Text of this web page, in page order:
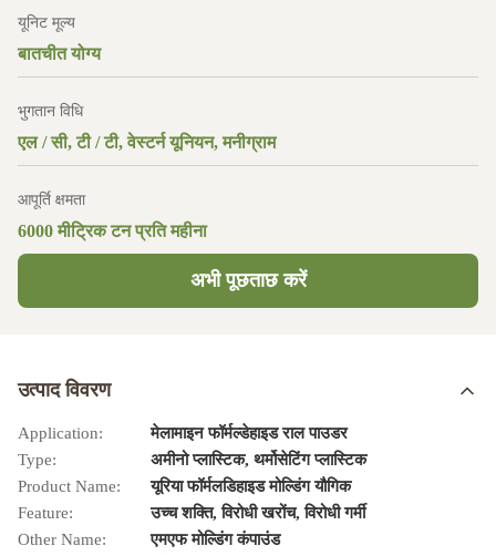
यूनिट मूल्य
बातचीत योग्य
भुगतान विधि
एल / सी, टी / टी, वेस्टर्न यूनियन, मनीग्राम
आपूर्ति क्षमता
6000 मीट्रिक टन प्रति महीना
अभी पूछताछ करें
उत्पाद विवरण
Application:
मेलामाइन फॉर्मल्डेहाइड राल पाउडर
Type:
अमीनो प्लास्टिक, थर्मोसेटिंग प्लास्टिक
Product Name:
यूरिया फॉर्मलडिहाइड मोल्डिंग यौगिक
Feature:
उच्च शक्ति, विरोधी खरोंच, विरोधी गर्मी
Other Name:
एमएफ मोल्डिंग कंपाउंड